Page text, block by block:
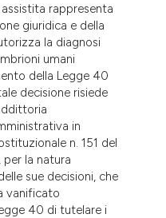
rappresenta
giuridica e della
la diagnosi
umani
della Legge 40
decisione risiede
in
n. 151 del
la natura
sue decisioni, che
vanificato
40 di tutelare i